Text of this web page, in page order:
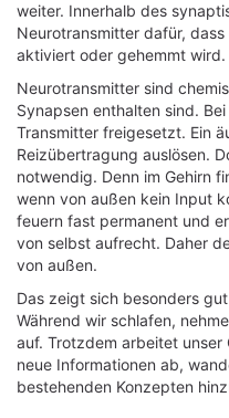
weiter. Innerhalb des
Neurotransmitter dafür,
aktiviert oder gehemmt wird.
Neurotransmitter sind
Synapsen enthalten sind.
Transmitter freigesetzt. Ein
Reizübertragung auslösen.
notwendig. Denn im Gehirn
wenn von außen kein Input
feuern fast permanent und
von selbst aufrecht. Daher
von außen.
Das zeigt sich besonders
Während wir schlafen,
auf. Trotzdem arbeitet unser
neue Informationen ab,
bestehenden Konzepten